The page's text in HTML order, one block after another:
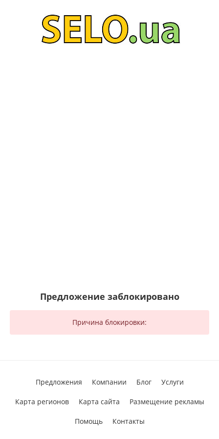
Предложение заблокировано
Причина блокировки:
Предложения Компании Блог Услуги
Карта регионов Карта сайта Размещение рекламы
Помощь Контакты